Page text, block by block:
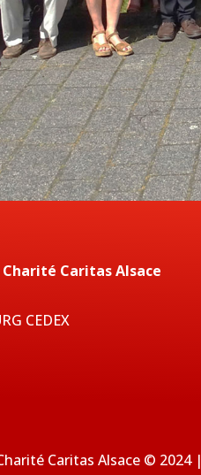
Caritas Alsace
CEDEX
Caritas Alsace © 2024 |